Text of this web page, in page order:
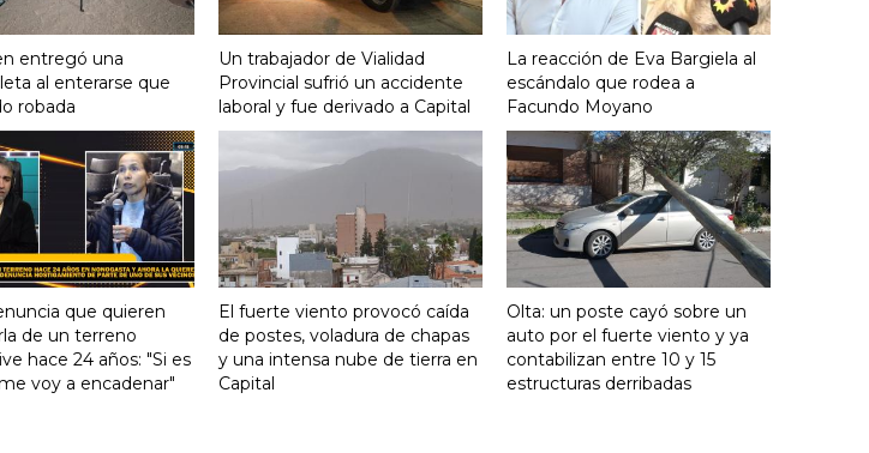
entregó una
al enterarse que
robada
Un trabajador de Vialidad
Provincial sufrió un accidente
laboral y fue derivado a Capital
La reacción de Eva Bargiela al
escándalo que rodea a
Facundo Moyano
que quieren
de un terreno
hace 24 años: "Si es
voy a encadenar"
El fuerte viento provocó caída
de postes, voladura de chapas
y una intensa nube de tierra en
Capital
Olta: un poste cayó sobre un
auto por el fuerte viento y ya
contabilizan entre 10 y 15
estructuras derribadas